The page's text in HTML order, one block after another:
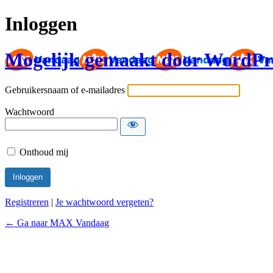
Inloggen
Mogelijk gemaakt door
Gebruikersnaam of e-mailadres
Wachtwoord
Onthoud mij
Registreren | Je wachtwoord vergeten?
← Ga naar MAX Vandaag